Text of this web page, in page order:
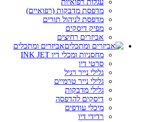
עגלות רפואיות
מדפסת מדבקות (רפואיים)
מדפסת לניהול תורים
מפיק דיסקים
אביזרים רחיצים
אביזרים ומתכלים
מחסניות ומכלי דיו INK JET
סרטי דיו
גלילי נייר רגיל
גלילי נייר טרמיים
גלילי מדבקות
דיסקים להדפסה
מיכלי עודפים
רדידי דיו